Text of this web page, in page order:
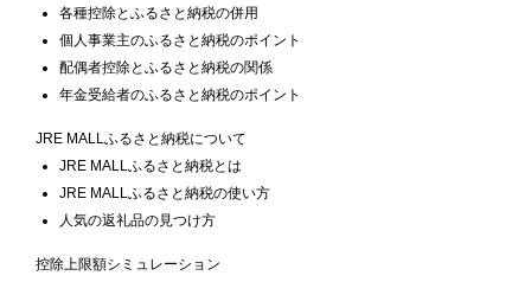
各種控除とふるさと納税の併用
個人事業主のふるさと納税のポイント
配偶者控除とふるさと納税の関係
年金受給者のふるさと納税のポイント
JRE MALLふるさと納税について
JRE MALLふるさと納税とは
JRE MALLふるさと納税の使い方
人気の返礼品の見つけ方
控除上限額シミュレーション